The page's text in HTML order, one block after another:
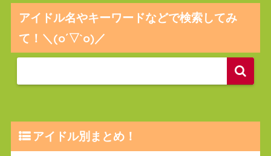
アイドル名やキーワードなどで検索してみ
て！＼(o´▽`o)／
アイドル別まとめ！